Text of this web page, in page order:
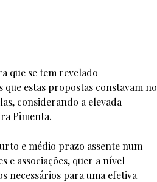
que se tem revelado
estas propostas constavam no
considerando a elevada
Pimenta.
e médio prazo assente num
e associações, quer a nível
necessários para uma efetiva